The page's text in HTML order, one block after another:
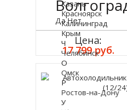
Цена:
17 799 руб.
Да Нет
Казань
Красноярск
Калининград
Крым
Ч
Челябинск
О
Омск
Р
Ростов-на-Дону
У